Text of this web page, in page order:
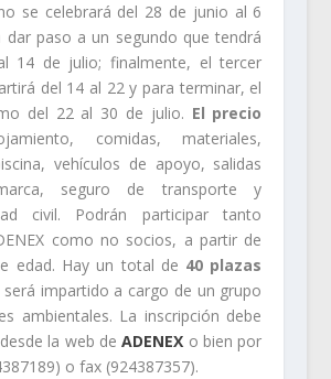
se celebrará del 28 de junio al 6
dar paso a un segundo que tendrá
14 de julio; finalmente, el tercer
del 14 al 22 y para terminar, el
del 22 al 30 de julio. El precio
comidas, materiales,
vehículos de apoyo, salidas
seguro de transporte y
civil. Podrán participar tanto
como no socios, a partir de
edad. Hay un total de 40 plazas
será impartido a cargo de un grupo
ambientales. La inscripción debe
la web deADENEX o bien por
o fax (924387357).